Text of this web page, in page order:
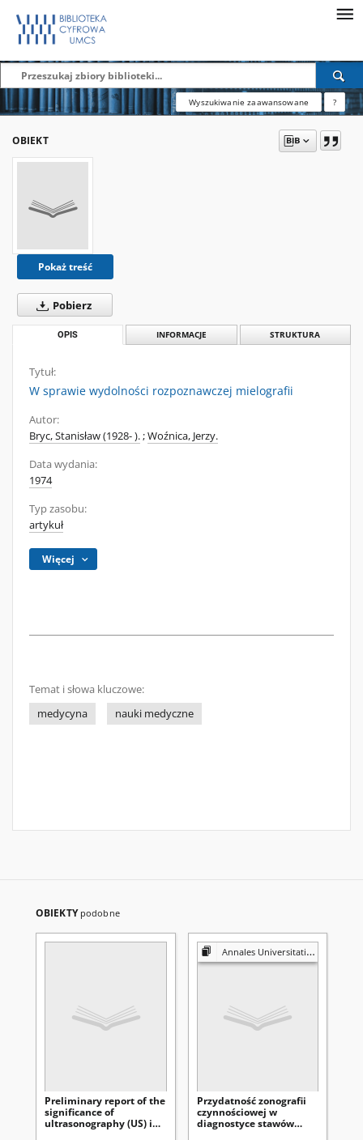
Wyszukiwanie zaawansowane ?
OBIEKT
Pokaż treść
Pobierz
OPIS INFORMACJE STRUKTURA
Tytuł:
W sprawie wydolności rozpoznawczej mielografii
Autor:
Bryc, Stanisław (1928- ).;Woźnica, Jerzy.
Data wydania:
1974
Typ zasobu:
artykuł
Więcej
Temat i słowa kluczowe:
medycyna
nauki medyczne
OBIEKTY podobne
Preliminary report of the
significance of
ultrasonography (US) in
Annales Universitatis Mariae Curie-Skłodowska. Sectio D, Medicina
Przydatność zonografii
czynnościowej w
diagnostyce stawów